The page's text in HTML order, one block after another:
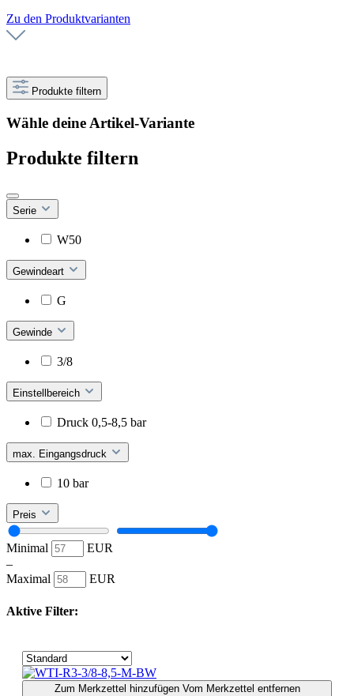
Zu den Produktvarianten
Produkte filtern
Wähle deine Artikel-Variante
Produkte filtern
Serie
W50
Gewindeart
G
Gewinde
3/8
Einstellbereich
Druck 0,5-8,5 bar
max. Eingangsdruck
10 bar
Preis
Minimal
EUR
–
Maximal
EUR
Aktive Filter:
Zum Merkzettel hinzufügen Vom Merkzettel entfernen